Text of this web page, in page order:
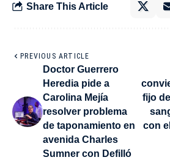
Share This Article
PREVIOUS ARTICLE
Doctor Guerrero
Heredia pide a
Carolina Mejía
resolver problema
de taponamiento en
avenida Charles
Sumner con Defilló
fijo
con